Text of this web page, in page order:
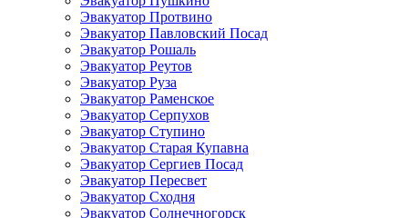
Эвакуатор Протвино
Эвакуатор Павловский Посад
Эвакуатор Рошаль
Эвакуатор Реутов
Эвакуатор Руза
Эвакуатор Раменское
Эвакуатор Серпухов
Эвакуатор Ступино
Эвакуатор Старая Купавна
Эвакуатор Сергиев Посад
Эвакуатор Пересвет
Эвакуатор Сходня
Эвакуатор Солнечногорск